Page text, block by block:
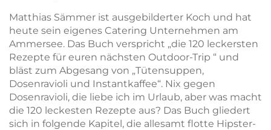
Matthias Sämmer ist ausgebilderter Koch und hat
heute sein eigenes Catering Unternehmen am
Ammersee. Das Buch verspricht „die 120 leckersten
Rezepte für euren nächsten Outdoor-Trip “ und
bläst zum Abgesang von „Tütensuppen,
Dosenravioli und Instantkaffee“. Nix gegen
Dosenravioli, die liebe ich im Urlaub, aber was macht
die 120 leckesten Rezepte aus? Das Buch gliedert
sich in folgende Kapitel, die allesamt flotte Hipster-